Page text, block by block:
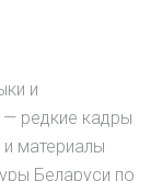
и
— редкие кадры
материалы
Беларуси по